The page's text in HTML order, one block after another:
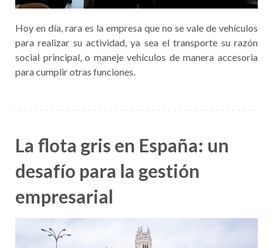
Hoy en día, rara es la empresa que no se vale de vehículos
para realizar su actividad, ya sea el transporte su razón
social principal, o maneje vehículos de manera accesoria
para cumplir otras funciones.
La flota gris en España: un
desafío para la gestión
empresarial